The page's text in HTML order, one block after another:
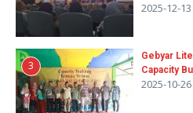
2025-12-13
3
Gebyar
Capacity
2025-10-26